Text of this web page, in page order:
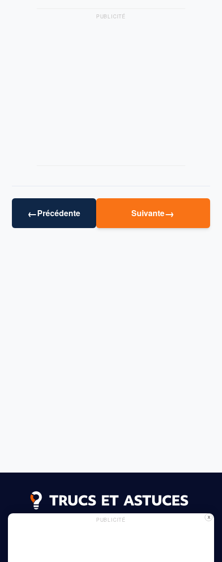
PUBLICITÉ
←Précédente Suivante→
PUBLICITÉ X